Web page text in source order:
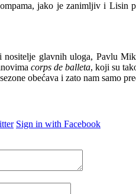
jako je zanimljiv i Lisin
nositelje glavnih uloga, Pavlu
corps de balleta, koji su
obećava i zato nam samo
Sign in with Facebook